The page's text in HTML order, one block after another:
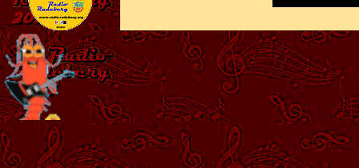
Zurück zum Seiteninhalt